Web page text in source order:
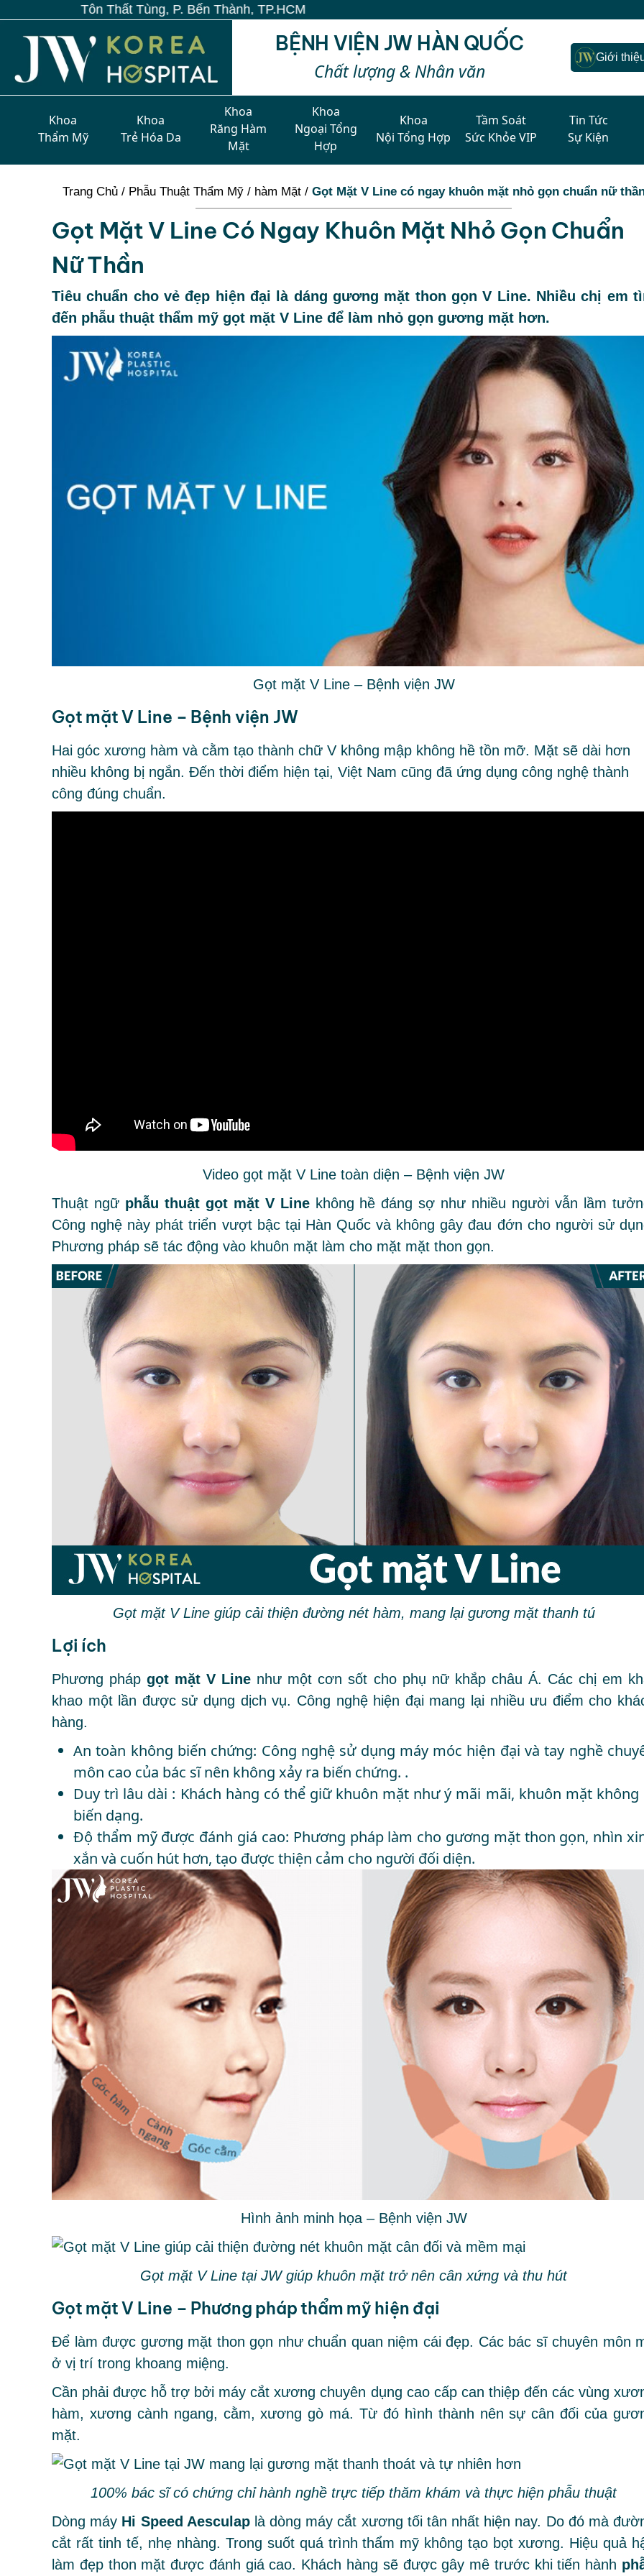
P. Bến Thành, TP.HCM
BỆNH VIỆN JW HÀN QUỐC
Chất lượng & Nhân văn
Giới
Khoa
Thẩm Mỹ
Khoa
Trẻ Hóa Da
Khoa
Răng Hàm
Mặt
Khoa
Ngoại Tổng
Hợp
Khoa
Nội Tổng Hợp
Tầm Soát
Sức Khỏe VIP
Tin Tức
Sự Kiện
Trang Chủ/ Phẫu Thuật Thẩm Mỹ/ hàm Mặt/ Gọt Mặt V Line có ngay khuôn mặt nhỏ gọn chuẩn nữ
Gọt Mặt V Line Có Ngay Khuôn Mặt Nhỏ Gọn Chuẩn
Nữ Thần
Tiêu chuẩn cho vẻ đẹp hiện đại là dáng gương mặt thon gọn V Line. Nhiều chị em
đến phẫu thuật thẩm mỹ gọt mặt V Line để làm nhỏ gọn gương mặt hơn.
Gọt mặt V Line – Bệnh viện JW
Gọt mặt V Line – Bệnh viện JW
Hai góc xương hàm và cằm tạo thành chữ V không mập không hề tồn mỡ. Mặt sẽ dài hơn
nhiều không bị ngắn. Đến thời điểm hiện tại, Việt Nam cũng đã ứng dụng công nghệ thành
công đúng chuẩn.
Video gọt mặt V Line toàn diện – Bệnh viện JW
Thuật ngữ phẫu thuật gọt mặt V Linekhông hề đáng sợ như nhiều người vẫn lầm
Công nghệ này phát triển vượt bậc tại Hàn Quốc và không gây đau đớn cho người sử
Phương pháp sẽ tác động vào khuôn mặt làm cho mặt mặt thon gọn.
Gọt mặt V Line giúp cải thiện đường nét hàm, mang lại gương mặt thanh tú
Lợi ích
Phương phápgọt mặt V Line như một cơn sốt cho phụ nữ khắp châu Á. Các chị em
khao một lần được sử dụng dịch vụ. Công nghệ hiện đại mang lại nhiều ưu điểm cho
hàng.
An toàn không biến chứng: Công nghệ sử dụng máy móc hiện đại và tay nghề
môn cao của bác sĩ nên không xảy ra biến chứng. .
Duy trì lâu dài : Khách hàng có thể giữ khuôn mặt như ý mãi mãi, khuôn mặt không
biến dạng.
Độ thẩm mỹ được đánh giá cao: Phương pháp làm cho gương mặt thon gọn, nhìn
xắn và cuốn hút hơn, tạo được thiện cảm cho người đối diện.
Hình ảnh minh họa – Bệnh viện JW
Gọt mặt V Line tại JW giúp khuôn mặt trở nên cân xứng và thu hút
Gọt mặt V Line – Phương pháp thẩm mỹ hiện đại
Để làm được gương mặt thon gọn như chuẩn quan niệm cái đẹp. Các bác sĩ chuyên môn
ở vị trí trong khoang miệng.
Cần phải được hỗ trợ bởi máy cắt xương chuyên dụng cao cấp can thiệp đến các vùng
hàm, xương cành ngang, cằm, xương gò má. Từ đó hình thành nên sự cân đối của
mặt.
100% bác sĩ có chứng chỉ hành nghề trực tiếp thăm khám và thực hiện phẫu thuật
Dòng máy Hi Speed Aesculaplà dòng máy cắt xương tối tân nhất hiện nay. Do đó mà
cắt rất tinh tế, nhẹ nhàng. Trong suốt quá trình thẩm mỹ không tạo bọt xương. Hiệu quả
làm đẹp thon mặt được đánh giá cao. Khách hàng sẽ được gây mê trước khi tiến hành